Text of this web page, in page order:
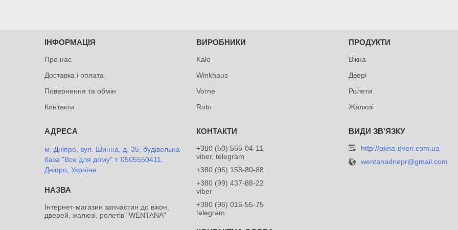
ІНФОРМАЦІЯ
Про нас
Доставка і оплата
Повернення та обмін
Контакти
ВИРОБНИКИ
Kale
Winkhaus
Vorne
Roto
ПРОДУКТИ
Вікна
Двері
Ролети
Жалюзі
м. Дніпро, вул. Шинна, д. 35, будівельна
база "Все для дому" т. 0505550411,
Дніпро, Україна
Інтернет-магазин запчастин до вікон,
дверей, жалюзі, ролетів "WENTANA"
+380 (50) 555-04-11
viber, telegram
+380 (96) 158-80-88
+380 (99) 437-88-22
viber
+380 (96) 015-55-75
telegram
http://okna-dveri.com.ua
wentanadnepr@gmail.com